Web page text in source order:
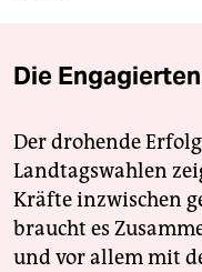
Die
Der drohende
Landtagswahlen
Kräfte inzwischen
braucht es
und vor allem mit